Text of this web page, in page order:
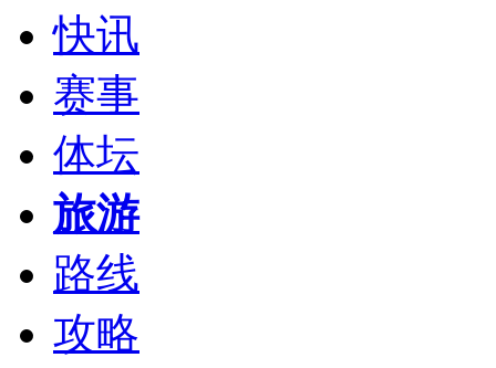
快讯
赛事
体坛
旅游
路线
攻略